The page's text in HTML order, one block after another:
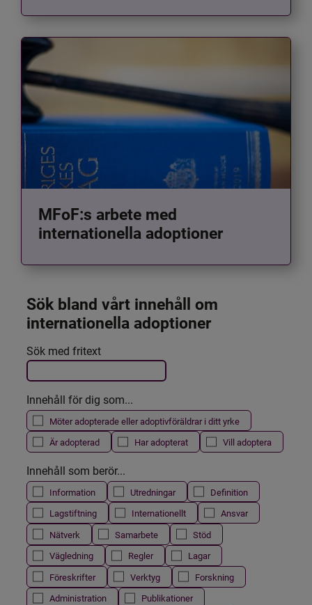
MFoF:s arbete med
internationella adoptioner
Sök bland vårt innehåll om
internationella adoptioner
Filtrera resultatet
Det här formuläret postas automatiskt
Sök med fritext
Innehåll för dig som...
Möter adopterade eller adoptivföräldrar i ditt yrke
Är adopterad
Har adopterat Vill adoptera
Innehåll som berör...
Information Utredningar
Definition
Lagstiftning
Internationellt
Ansvar
Nätverk
Samarbete
Stöd
Vägledning
Regler
Lagar
Föreskrifter
Verktyg
Forskning
Administration
Publikationer